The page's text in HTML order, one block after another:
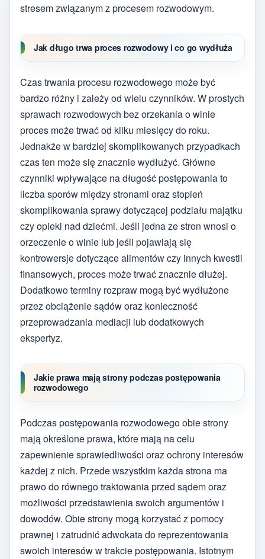
stresem związanym z procesem rozwodowym.
Jak długo trwa proces rozwodowy i co go wydłuża
Czas trwania procesu rozwodowego może być
bardzo różny i zależy od wielu czynników. W prostych
sprawach rozwodowych bez orzekania o winie
proces może trwać od kilku miesięcy do roku.
Jednakże w bardziej skomplikowanych przypadkach
czas ten może się znacznie wydłużyć. Główne
czynniki wpływające na długość postępowania to
liczba sporów między stronami oraz stopień
skomplikowania sprawy dotyczącej podziału majątku
czy opieki nad dziećmi. Jeśli jedna ze stron wnosi o
orzeczenie o winie lub jeśli pojawiają się
kontrowersje dotyczące alimentów czy innych kwestii
finansowych, proces może trwać znacznie dłużej.
Dodatkowo terminy rozpraw mogą być wydłużone
przez obciążenie sądów oraz konieczność
przeprowadzania mediacji lub dodatkowych
ekspertyz.
Jakie prawa mają strony podczas postępowania
rozwodowego
Podczas postępowania rozwodowego obie strony
mają określone prawa, które mają na celu
zapewnienie sprawiedliwości oraz ochrony interesów
każdej z nich. Przede wszystkim każda strona ma
prawo do równego traktowania przed sądem oraz
możliwości przedstawienia swoich argumentów i
dowodów. Obie strony mogą korzystać z pomocy
prawnej i zatrudnić adwokata do reprezentowania
swoich interesów w trakcie postępowania. Istotnym